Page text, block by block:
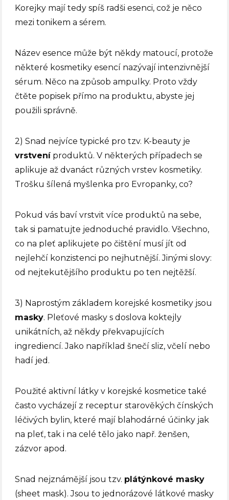
Korejky mají tedy spíš radši esenci, což je něco
mezi tonikem a sérem.
Název esence může být někdy matoucí, protože
některé kosmetiky esencí nazývají intenzivnější
sérum. Něco na způsob ampulky. Proto vždy
čtěte popisek přímo na produktu, abyste jej
použili správně.
2) Snad nejvíce typické pro tzv. K-beauty je
vrstveníproduktů. V některých případech se
aplikuje až dvanáct různých vrstev kosmetiky.
Trošku šílená myšlenka pro Evropanky, co?
Pokud vás baví vrstvit více produktů na sebe,
tak si pamatujte jednoduché pravidlo. Všechno,
co na pleť aplikujete po čištění musí jít od
nejlehčí konzistenci po nejhutnější. Jinými slovy:
od nejtekutějšího produktu po ten nejtěžší.
3) Naprostým základem korejské kosmetiky jsou
masky. Pleťové masky s doslova koktejly
unikátních, až někdy překvapujících
ingrediencí. Jako například šnečí sliz, včelí nebo
hadí jed.
Použité aktivní látky v korejské kosmetice také
často vycházejí z receptur starověkých čínských
léčivých bylin, které mají blahodárné účinky jak
na pleť, tak i na celé tělo jako např. ženšen,
zázvor apod.
Snad nejznámější jsou tzv. plátýnkové masky
(sheet mask). Jsou to jednorázové látkové masky